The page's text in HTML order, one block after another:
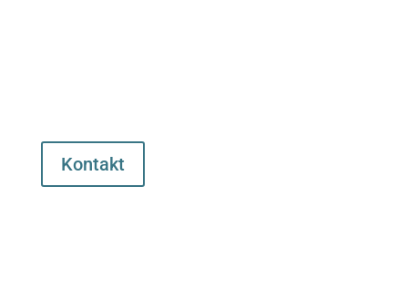
Kontakt